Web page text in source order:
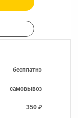
бесплатно
самовывоз
350 ₽